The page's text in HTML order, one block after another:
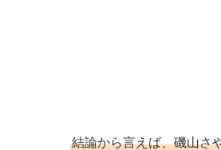
結論から言えば、磯山さ